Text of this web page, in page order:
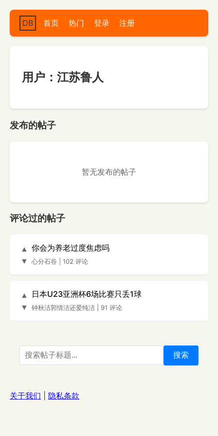
DB 首页 热门 登录 注册
用户：江苏鲁人
发布的帖子
暂无发布的帖子
评论过的帖子
▲
▼
你会为养老过度焦虑吗
心分石谷 102 评论
▲
▼
日本U23亚洲杯6场比赛只丢1球
钟秋洁郭情洁还爱纯洁 91 评论
搜索
关于我们 隐私条款